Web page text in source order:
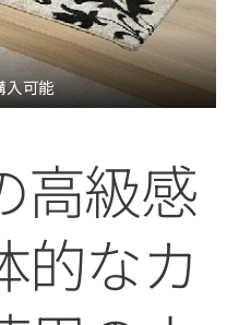
入可能
高級感
的なカ